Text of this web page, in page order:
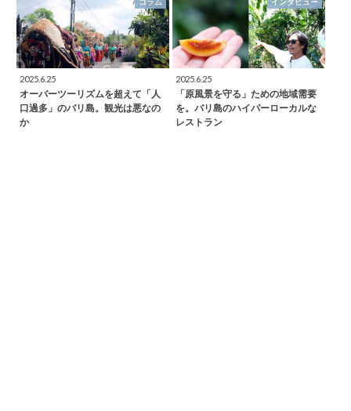
コラム
2025.6.25
オーバーツーリズムを超えて「人
口過多」のバリ島。観光は悪なの
か
インタビュー
2025.6.25
「原風景を守る」ための地域需要
を。バリ島のハイパーローカルな
レストラン